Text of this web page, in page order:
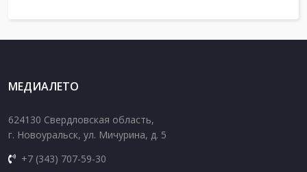
МЕДИАЛЕТО
624130 Свердловская область,
г. Новоуральск, ул. Мичурина, д. 5
+7 (343) 707-59-30